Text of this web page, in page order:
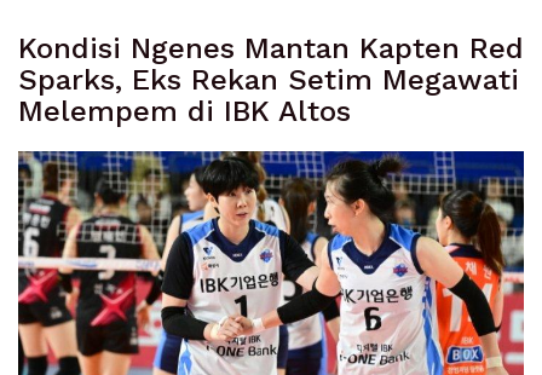
Kondisi Ngenes Mantan Kapten Red
Sparks, Eks Rekan Setim Megawati
Melempem di IBK Altos